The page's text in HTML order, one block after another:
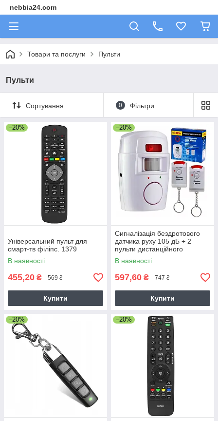
nebbia24.com
Товари та послуги Пульти
Пульти
Сортування 0 Фільтри
–20%
Універсальний пульт для
смарт-тв філіпс. 1379
В наявності
455,20 ₴ 569 ₴
Купити
–20%
Сигналізація бездротового
датчика руху 105 дБ + 2
пульти дистанційного
керування 1895
В наявності
597,60 ₴ 747 ₴
Купити
–20% –20%